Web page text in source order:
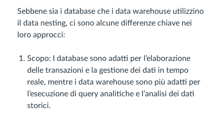
Sebbene sia i database che i data warehouse utilizzino
il data nesting, ci sono alcune differenze chiave nei
loro approcci:
Scopo: I database sono adatti per l’elaborazione
delle transazioni e la gestione dei dati in tempo
reale, mentre i data warehouse sono più adatti per
l’esecuzione di query analitiche e l’analisi dei dati
storici.